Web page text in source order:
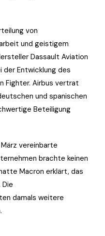
von
und geistigem
Dassault Aviation
der Entwicklung des
Fighter. Airbus vertrat
und spanischen
Beteiligung
vereinbarte
brachte keinen
Macron erklärt, das
damals weitere